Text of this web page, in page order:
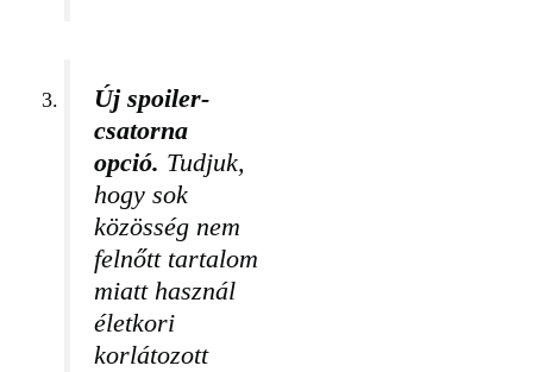
Új spoiler-
csatorna
opció. Tudjuk,
hogy sok
közösség nem
felnőtt tartalom
miatt használ
életkori
korlátozott